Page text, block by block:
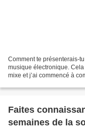
Comment te présenterais-
musique électronique. Cela
mixe et j’ai commencé à
Faites
semaines de la